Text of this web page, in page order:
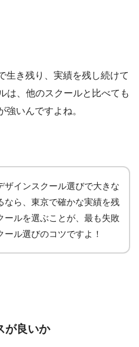
生き残り、実績を残し続けて
は、他のスクールと比べても
強いんですよね。
ザインスクール選びで大きな
なら、東京で確かな実績を残
ールを選ぶことが、最も失敗
ール選びのコツですよ！
が良いか